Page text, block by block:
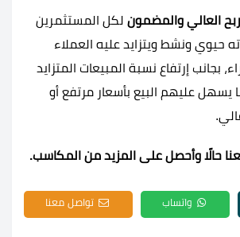
العالي والمضمون لكل المستثمرين
حيوي ونشط ويتزايد عليه العملاء
بجانب إرتفاع نسبة المبيعات المتزايد
يسهل عليهم البيع بأسعار مرتفع أو
حالًا وأحصل على المزيد من المكاسب.
واتساب تواصل معنا